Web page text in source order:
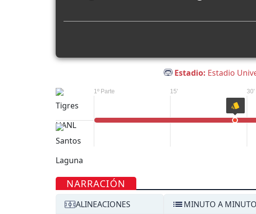
Estadio: Estadio
1º Parte 15' 30'
NARRACIÓN
ALINEACIONES MINUTO A MINUTO